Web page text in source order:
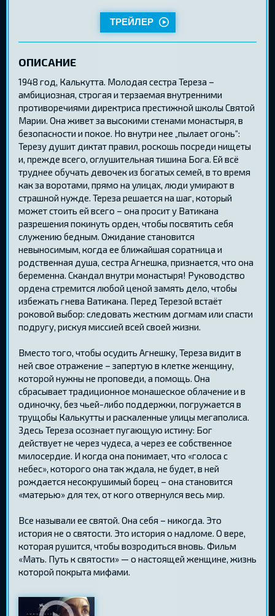
ТРЕЙЛЕР
ОПИСАНИЕ
1948 год, Калькутта. Молодая сестра Тереза –
амбициозная, строгая и терзаемая внутренними
противоречиями директриса престижной школы Святой
Марии. Она живет за высокими стенами монастыря, в
безопасности и покое. Но внутри нее „пылает огонь“:
Терезу душит диктат правил, роскошь посреди нищеты
и, прежде всего, оглушительная тишина Бога. Ей всё
труднее обучать девочек из богатых семей, в то время
как за воротами, прямо на улицах, люди умирают в
страшной нужде. Тереза решается на шаг, который
может стоить ей всего – она просит у Ватикана
разрешения покинуть орден, чтобы посвятить себя
служению бедным. Ожидание становится
невыносимым, когда ее ближайшая соратница и
родственная душа, сестра Агнешка, признается, что она
беременна. Скандал внутри монастыря! Руководство
ордена стремится любой ценой замять дело, чтобы
избежать гнева Ватикана. Перед Терезой встаёт
роковой выбор: следовать жестким догмам или спасти
подругу, рискуя миссией всей своей жизни.
Вместо того, чтобы осудить Агнешку, Тереза видит в
ней свое отражение – запертую в клетке женщину,
которой нужны не проповеди, а помощь. Она
сбрасывает традиционное монашеское облачение и в
одиночку, без чьей-либо поддержки, погружается в
трущобы Калькутты и раскаленные улицы мегаполиса.
Здесь Тереза осознает пугающую истину: Бог
действует не через чудеса, а через ее собственное
милосердие. И когда она понимает, что «голоса с
небес», которого она так ждала, не будет, в ней
рождается несокрушимый борец – она становится
«матерью» для тех, от кого отвернулся весь мир.
Все называли ее святой. Она себя – никогда. Это
история не о святости. Это история о надломе. О вере,
которая рушится, чтобы возродиться вновь. Фильм
«Мать. Путь к святости» — о настоящей женщине, жизнь
которой покрыта мифами.